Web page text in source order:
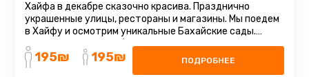
Хайфа в декабре сказочно красива. Празднично
украшенные улицы, рестораны и магазины. Мы поедем
в Хайфу и осмотрим уникальные Бахайские сады.
Стоит заранее позаботиться ...
195₪ 195₪ ПОДРОБНЕЕ